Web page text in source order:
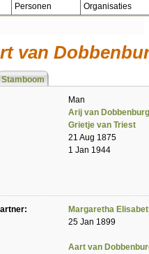
Personen Organisaties
van
Stamboom
Man
Arij van
Grietje van Triest
21 Aug 1875
1 Jan 1944
Margaretha
25 Jan 1899
Aart van